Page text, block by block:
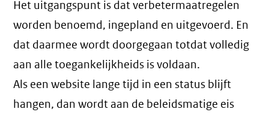
Het uitgangspunt is dat verbetermaatregelen
worden benoemd, ingepland en uitgevoerd. En
dat daarmee wordt doorgegaan totdat volledig
aan alle toegankelijkheids is voldaan.
Als een website lange tijd in een status blijft
hangen, dan wordt aan de beleidsmatige eis